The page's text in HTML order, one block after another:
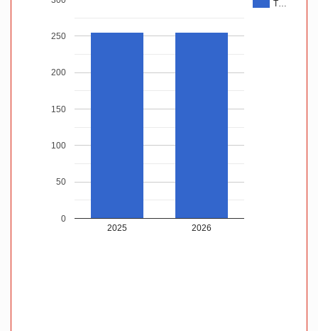
T…
2025 2026
0
50
100
150
200
250